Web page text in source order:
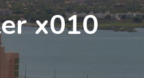
x010